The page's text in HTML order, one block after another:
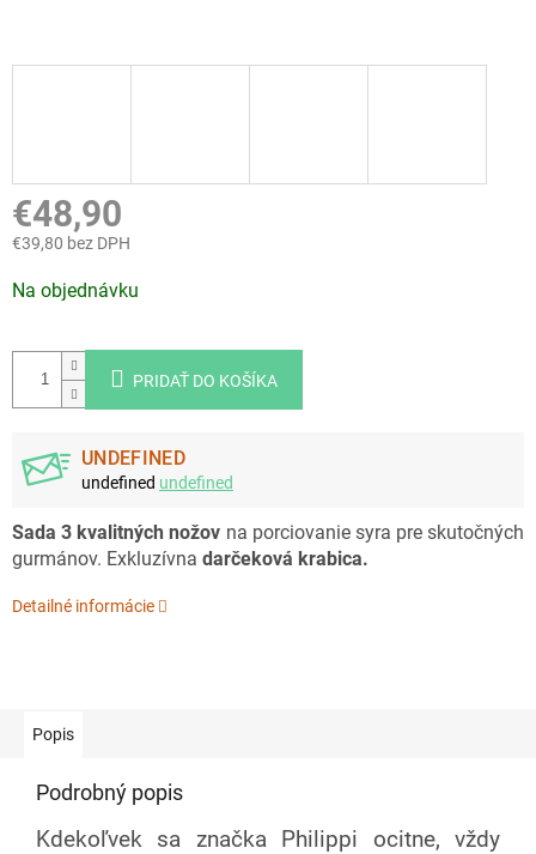
€48,90
€39,80 bez DPH
cena:
Na objednávku
PRIDAŤ DO KOŠÍKA
UNDEFINED
undefined undefined
Sada 3 kvalitných nožov na porciovanie syra pre skutočných
gurmánov. Exkluzívna darčeková krabica.
Detailné informácie
Popis
Podrobný popis
Kdekoľvek sa značka Philippi ocitne, vždy